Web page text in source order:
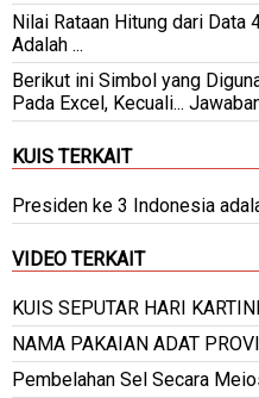
Nilai Rataan Hitung dari
Adalah ...
Berikut ini Simbol yang
Pada Excel, Kecuali...
KUIS TERKAIT
Presiden ke 3 Indonesia
VIDEO TERKAIT
KUIS SEPUTAR HARI KARTINI
NAMA PAKAIAN ADAT
Pembelahan Sel Secara